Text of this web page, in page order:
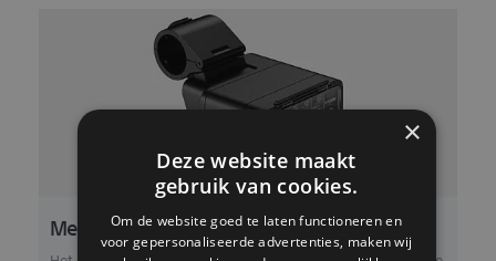
Mechanische ruisonderdrukking
×
Deze website maakt
gebruik van cookies.
Om de website goed te laten functioneren en
voor gepersonaliseerde advertenties, maken wij